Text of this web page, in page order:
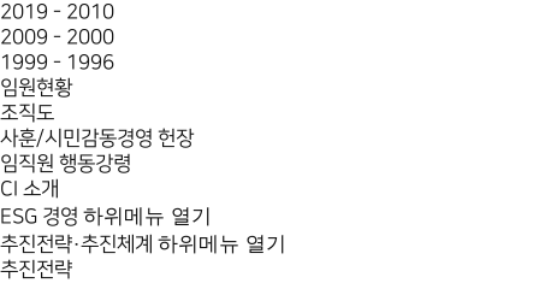
2019 - 2010
2009 - 2000
1999 - 1996
임원현황
조직도
사훈/시민감동경영 헌장
임직원 행동강령
CI 소개
ESG 경영 하위메뉴 열기
추진전략·추진체계 하위메뉴 열기
추진전략